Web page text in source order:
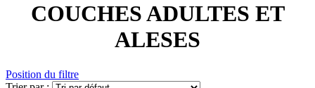
COUCHES ADULTES ET
ALESES
Position du filtre